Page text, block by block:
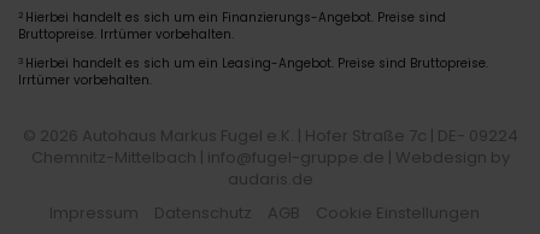
2 Hierbei handelt es sich um ein Finanzierungs-Angebot. Preise sind
Bruttopreise. Irrtümer vorbehalten.
3 Hierbei handelt es sich um ein Leasing-Angebot. Preise sind Bruttopreise.
Irrtümer vorbehalten.
© 2026 Autohaus Markus Fugel e.K. | Hofer Straße 7c | DE- 09224
Chemnitz-Mittelbach | info@fugel-gruppe.de | Webdesign by
audaris.de
Impressum
Datenschutz AGB Cookie Einstellungen